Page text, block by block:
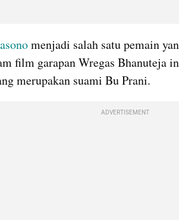
menjadi salah satu pemain
film garapan Wregas Bhanuteja
merupakan suami Bu Prani.
ADVERTISEMENT